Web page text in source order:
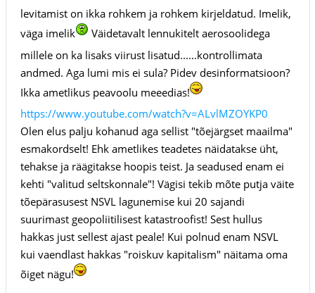
levitamist on ikka rohkem ja rohkem kirjeldatud. Imelik,
väga imelik
Väidetavalt lennukitelt aerosoolidega
millele on ka lisaks viirust lisatud......kontrollimata
andmed. Aga lumi mis ei sula? Pidev desinformatsioon?
Ikka ametlikus peavoolu meeedias!
https://www.youtube.com/watch?v=ALvlMZOYKP0
Olen elus palju kohanud aga sellist "tõejärgset maailma"
esmakordselt! Ehk ametlikes teadetes näidatakse üht,
tehakse ja räägitakse hoopis teist. Ja seadused enam ei
kehti "valitud seltskonnale"! Vägisi tekib mõte putja väite
tõepärasusest NSVL lagunemise kui 20 sajandi
suurimast geopoliitilisest katastroofist! Sest hullus
hakkas just sellest ajast peale! Kui polnud enam NSVL
kui vaendlast hakkas "roiskuv kapitalism" näitama oma
õiget nägu!